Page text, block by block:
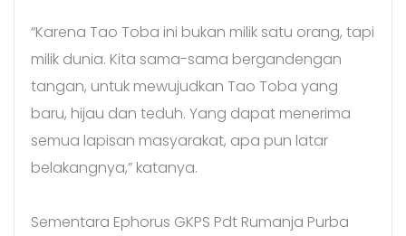
“Karena Tao Toba ini bukan milik satu orang, tapi
milik dunia. Kita sama-sama bergandengan
tangan, untuk mewujudkan Tao Toba yang
baru, hijau dan teduh. Yang dapat menerima
semua lapisan masyarakat, apa pun latar
belakangnya,” katanya.
Sementara Ephorus GKPS Pdt Rumanja Purba